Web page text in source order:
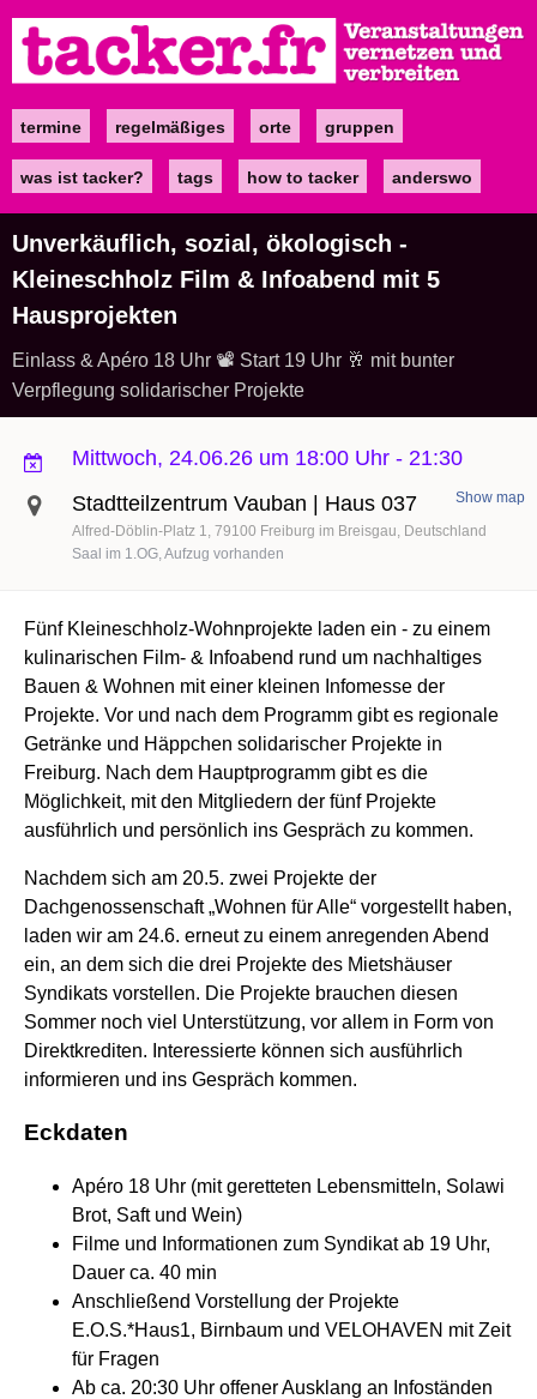
zum
Inhalt
Maintermine regelmäßiges orte gruppen
was ist tacker? tags how to tacker anderswo
Unverkäuflich, sozial, ökologisch -
Kleineschholz Film & Infoabend mit 5
Hausprojekten
Einlass & Apéro 18 Uhr 📽️ Start 19 Uhr 🥂 mit bunter
Verpflegung solidarischer Projekte
Mittwoch, 24.06.26 um 18:00 Uhr - 21:30
Stadtteilzentrum Vauban | Haus 037
Alfred-Döblin-Platz 1 79100 Freiburg im Breisgau Deutschland
Show map
Saal im 1.OG, Aufzug vorhanden
Fünf Kleineschholz-Wohnprojekte laden ein - zu einem
kulinarischen Film- & Infoabend rund um nachhaltiges
Bauen & Wohnen mit einer kleinen Infomesse der
Projekte. Vor und nach dem Programm gibt es regionale
Getränke und Häppchen solidarischer Projekte in
Freiburg. Nach dem Hauptprogramm gibt es die
Möglichkeit, mit den Mitgliedern der fünf Projekte
ausführlich und persönlich ins Gespräch zu kommen.
Nachdem sich am 20.5. zwei Projekte der
Dachgenossenschaft „Wohnen für Alle“ vorgestellt haben,
laden wir am 24.6. erneut zu einem anregenden Abend
ein, an dem sich die drei Projekte des Mietshäuser
Syndikats vorstellen. Die Projekte brauchen diesen
Sommer noch viel Unterstützung, vor allem in Form von
Direktkrediten. Interessierte können sich ausführlich
informieren und ins Gespräch kommen.
Eckdaten
Apéro 18 Uhr (mit geretteten Lebensmitteln, Solawi
Brot, Saft und Wein)
Filme und Informationen zum Syndikat ab 19 Uhr,
Dauer ca. 40 min
Anschließend Vorstellung der Projekte
E.O.S.*Haus1, Birnbaum und VELOHAVEN mit Zeit
für Fragen
Ab ca. 20:30 Uhr offener Ausklang an Infoständen